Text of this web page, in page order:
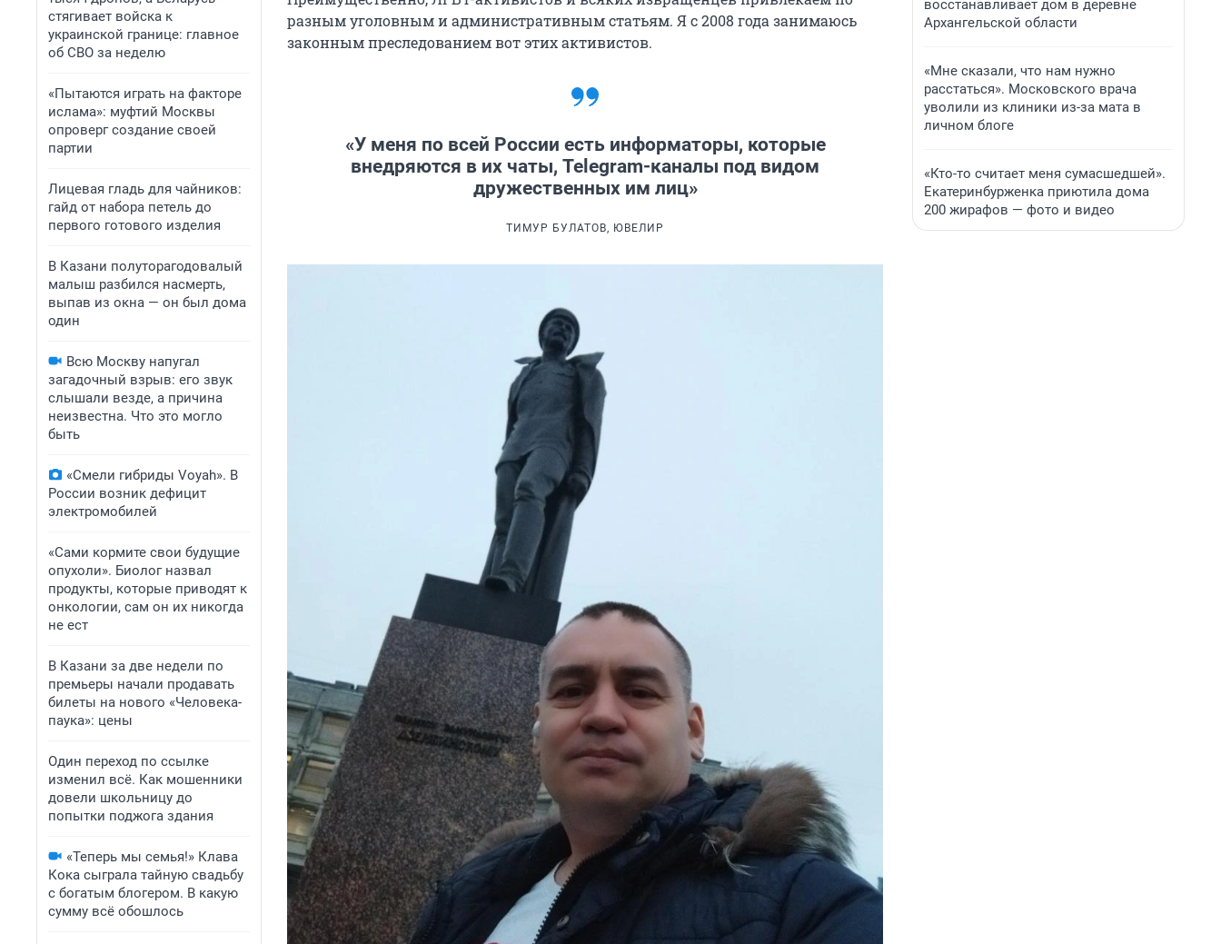
стягивает войска к
украинской границе: главное
об СВО за неделю
«Пытаются играть на факторе
ислама»: муфтий Москвы
опроверг создание своей
партии
Лицевая гладь для чайников:
гайд от набора петель до
первого готового изделия
В Казани полуторагодовалый
малыш разбился насмерть,
выпав из окна — он был дома
один
Всю Москву напугал
загадочный взрыв: его звук
слышали везде, а причина
неизвестна. Что это могло
быть
«Смели гибриды Voyah». В
России возник дефицит
электромобилей
«Сами кормите свои будущие
опухоли». Биолог назвал
продукты, которые приводят к
онкологии, сам он их никогда
не ест
В Казани за две недели по
премьеры начали продавать
билеты на нового «Человека-
паука»: цены
Один переход по ссылке
изменил всё. Как мошенники
довели школьницу до
попытки поджога здания
«Теперь мы семья!» Клава
Кока сыграла тайную свадьбу
с богатым блогером. В какую
сумму всё обошлось
разным уголовным и административным статьям. Я с 2008 года занимаюсь
законным преследованием вот этих активистов.
«У меня по всей России есть информаторы, которые
внедряются в их чаты, Telegram-каналы под видом
дружественных им лиц»
ТИМУР БУЛАТОВ, ЮВЕЛИР
восстанавливает дом в деревне
Архангельской области
«Мне сказали, что нам нужно
расстаться». Московского врача
уволили из клиники из-за мата в
личном блоге
«Кто-то считает меня сумасшедшей».
Екатеринбурженка приютила дома
200 жирафов — фото и видео